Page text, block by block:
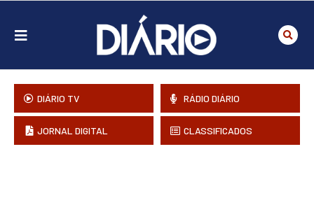
DIÁRIO TV RÁDIO DIÁRIO
JORNAL DIGITAL CLASSIFICADOS